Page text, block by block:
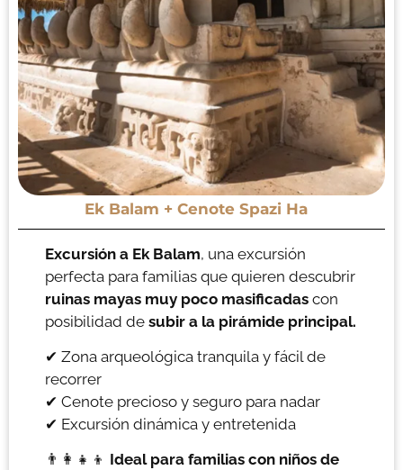
Ek Balam + Cenote Spazi Ha
Excursión a Ek Balam, una excursión
perfecta para familias que quieren descubrir
ruinas mayas muy poco masificadas con
posibilidad de subir a la pirámide principal.
✔ Zona arqueológica tranquila y fácil de
recorrer
✔ Cenote precioso y seguro para nadar
✔ Excursión dinámica y entretenida
👨‍👩‍👧‍👦 Ideal para familias con niños de